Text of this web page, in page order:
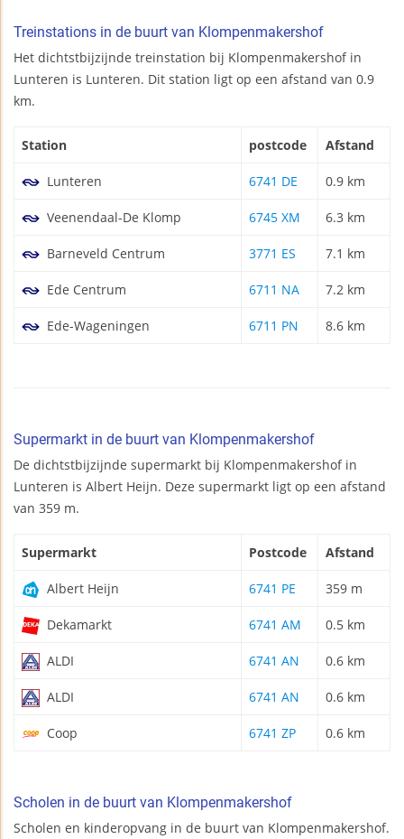
Treinstations in de buurt van Klompenmakershof
Het dichtstbijzijnde treinstation bij Klompenmakershof in
Lunteren is Lunteren. Dit station ligt op een afstand van 0.9
km.
Station postcode Afstand
Lunteren 6741 DE 0.9 km
Veenendaal-De Klomp 6745 XM 6.3 km
Barneveld Centrum 3771 ES 7.1 km
Ede Centrum 6711 NA 7.2 km
Ede-Wageningen 6711 PN 8.6 km
Supermarkt in de buurt van Klompenmakershof
De dichtstbijzijnde supermarkt bij Klompenmakershof in
Lunteren is Albert Heijn. Deze supermarkt ligt op een afstand
van 359 m.
Supermarkt Postcode Afstand
Albert Heijn 6741 PE 359 m
Dekamarkt 6741 AM 0.5 km
ALDI 6741 AN 0.6 km
ALDI 6741 AN 0.6 km
Coop 6741 ZP 0.6 km
Scholen in de buurt van Klompenmakershof
Scholen en kinderopvang in de buurt van Klompenmakershof.